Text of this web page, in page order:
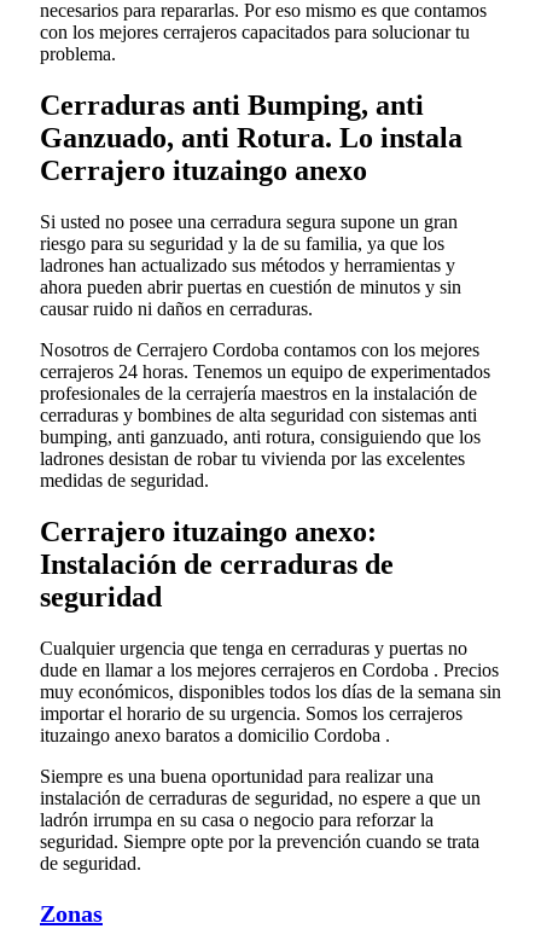
necesarios para repararlas. Por eso mismo es que contamos
con los mejores cerrajeros capacitados para solucionar tu
problema.
Cerraduras anti Bumping, anti
Ganzuado, anti Rotura. Lo instala
Cerrajero ituzaingo anexo
Si usted no posee una cerradura segura supone un gran
riesgo para su seguridad y la de su familia, ya que los
ladrones han actualizado sus métodos y herramientas y
ahora pueden abrir puertas en cuestión de minutos y sin
causar ruido ni daños en cerraduras.
Nosotros de Cerrajero Cordoba contamos con los mejores
cerrajeros 24 horas. Tenemos un equipo de experimentados
profesionales de la cerrajería maestros en la instalación de
cerraduras y bombines de alta seguridad con sistemas anti
bumping, anti ganzuado, anti rotura, consiguiendo que los
ladrones desistan de robar tu vivienda por las excelentes
medidas de seguridad.
Cerrajero ituzaingo anexo:
Instalación de cerraduras de
seguridad
Cualquier urgencia que tenga en cerraduras y puertas no
dude en llamar a los mejores cerrajeros en Cordoba . Precios
muy económicos, disponibles todos los días de la semana sin
importar el horario de su urgencia. Somos los cerrajeros
ituzaingo anexo baratos a domicilio Cordoba .
Siempre es una buena oportunidad para realizar una
instalación de cerraduras de seguridad, no espere a que un
ladrón irrumpa en su casa o negocio para reforzar la
seguridad. Siempre opte por la prevención cuando se trata
de seguridad.
Zonas